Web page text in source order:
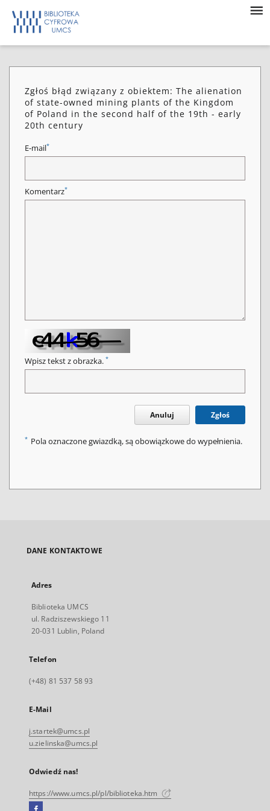
Zgłoś błąd związany z obiektem: The alienation
of state-owned mining plants of the Kingdom
of Poland in the second half of the 19th - early
20th century
E-mail*
Komentarz*
Wpisz tekst z obrazka. *
Anuluj Zgłoś
* Pola oznaczone gwiazdką, są obowiązkowe do wypełnienia.
DANE KONTAKTOWE
Adres
Biblioteka UMCS
ul. Radziszewskiego 11
20-031 Lublin, Poland
Telefon
(+48) 81 537 58 93
E-Mail
j.startek@umcs.pl
u.zielinska@umcs.pl
Odwiedź nas!
https://www.umcs.pl/pl/biblioteka.htm
Facebook